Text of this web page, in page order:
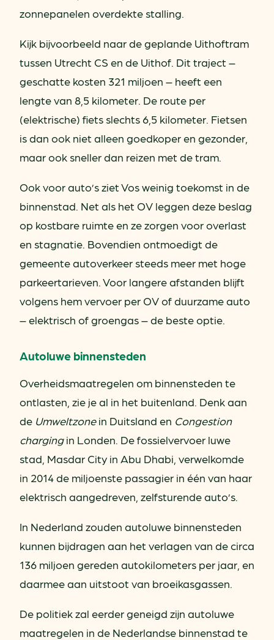
zonnepanelen overdekte stalling.
Kijk bijvoorbeeld naar de geplande Uithoftram
tussen Utrecht CS en de Uithof. Dit traject –
geschatte kosten 321 miljoen – heeft een
lengte van 8,5 kilometer. De route per
(elektrische) fiets slechts 6,5 kilometer. Fietsen
is dan ook niet alleen goedkoper en gezonder,
maar ook sneller dan reizen met de tram.
Ook voor auto’s ziet Vos weinig toekomst in de
binnenstad. Net als het OV leggen deze beslag
op kostbare ruimte en ze zorgen voor overlast
en stagnatie. Bovendien ontmoedigt de
gemeente autoverkeer steeds meer met hoge
parkeertarieven. Voor langere afstanden blijft
volgens hem vervoer per OV of duurzame auto
– elektrisch of groengas – de beste optie.
Autoluwe binnensteden
Overheidsmaatregelen om binnensteden te
ontlasten, zie je al in het buitenland. Denk aan
de Umweltzonein Duitsland en Congestion
chargingin Londen. De fossielvervoer luwe
stad, Masdar City in Abu Dhabi, verwelkomde
in 2014 de miljoenste passagier in één van haar
elektrisch aangedreven, zelfsturende auto’s.
In Nederland zouden autoluwe binnensteden
kunnen bijdragen aan het verlagen van de circa
136 miljoen gereden autokilometers per jaar, en
daarmee aan uitstoot van broeikasgassen.
De politiek zal eerder geneigd zijn autoluwe
maatregelen in de Nederlandse binnenstad te